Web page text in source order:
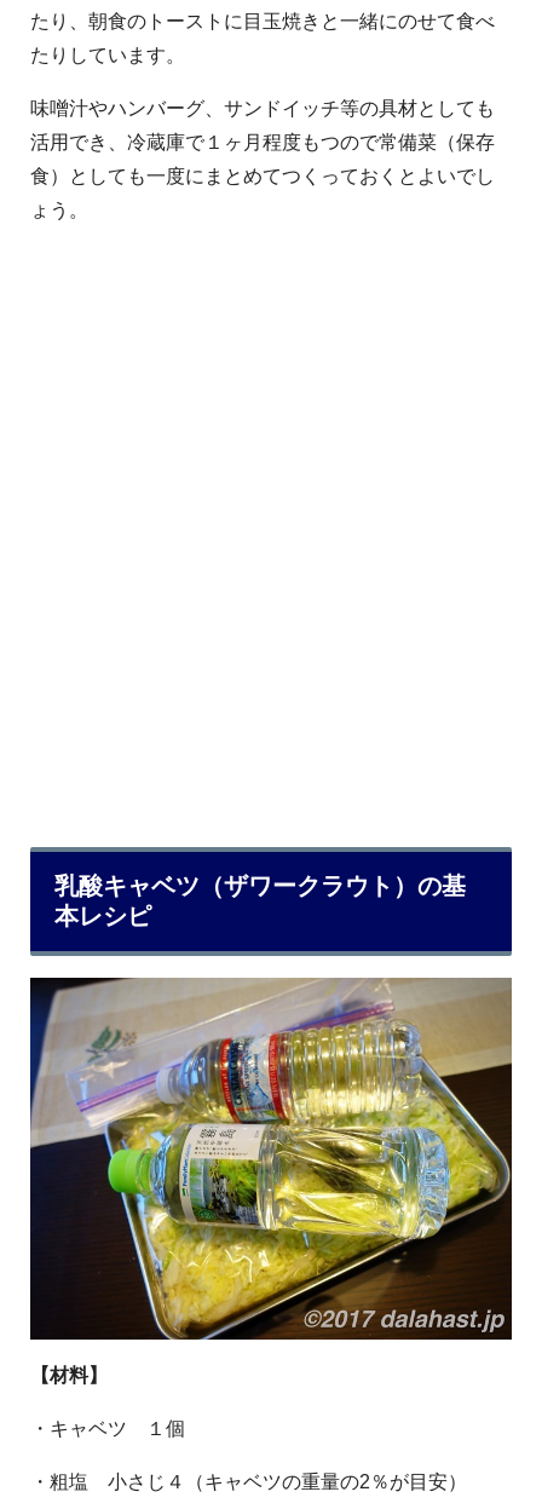
たり、朝食のトーストに目玉焼きと一緒にのせて食べ
たりしています。
味噌汁やハンバーグ、サンドイッチ等の具材としても
活用でき、冷蔵庫で１ヶ月程度もつので常備菜（保存
食）としても一度にまとめてつくっておくとよいでし
ょう。
乳酸キャベツ（ザワークラウト）の基
本レシピ
【材料】
・キャベツ １個
・粗塩 小さじ４（キャベツの重量の2％が目安）